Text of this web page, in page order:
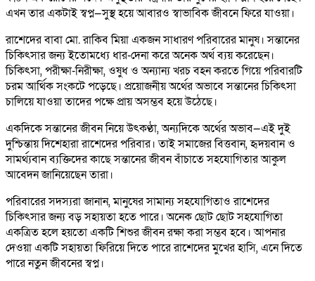
এখন তার একটাই স্বপ্ন—সুস্থ হয়ে আবারও স্বাভাবিক জীবনে ফিরে যাওয়া।
রাশেদের বাবা মো. রাকিব মিয়া একজন সাধারণ পরিবারের মানুষ। সন্তানের
চিকিৎসার জন্য ইতোমধ্যে ধার-দেনা করে অনেক অর্থ ব্যয় করেছেন।
চিকিৎসা, পরীক্ষা-নিরীক্ষা, ওষুধ ও অন্যান্য খরচ বহন করতে গিয়ে পরিবারটি
চরম আর্থিক সংকটে পড়েছে। প্রয়োজনীয় অর্থের অভাবে সন্তানের চিকিৎসা
চালিয়ে যাওয়া তাদের পক্ষে প্রায় অসম্ভব হয়ে উঠেছে।
একদিকে সন্তানের জীবন নিয়ে উৎকণ্ঠা, অন্যদিকে অর্থের অভাব—এই দুই
দুশ্চিন্তায় দিশেহারা রাশেদের পরিবার। তাই সমাজের বিত্তবান, হৃদয়বান ও
সামর্থ্যবান ব্যক্তিদের কাছে সন্তানের জীবন বাঁচাতে সহযোগিতার আকুল
আবেদন জানিয়েছেন তারা।
পরিবারের সদস্যরা জানান, মানুষের সামান্য সহযোগিতাও রাশেদের
চিকিৎসার জন্য বড় সহায়তা হতে পারে। অনেক ছোট ছোট সহযোগিতা
একত্রিত হলে হয়তো একটি শিশুর জীবন রক্ষা করা সম্ভব হবে। আপনার
দেওয়া একটি সহায়তা ফিরিয়ে দিতে পারে রাশেদের মুখের হাসি, এনে দিতে
পারে নতুন জীবনের স্বপ্ন।